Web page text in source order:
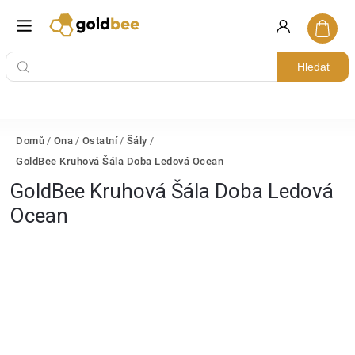
Hledat
Domů / Ona / Ostatní / Šály /
GoldBee Kruhová Šála Doba Ledová Ocean
GoldBee Kruhová Šála Doba Ledová
Ocean